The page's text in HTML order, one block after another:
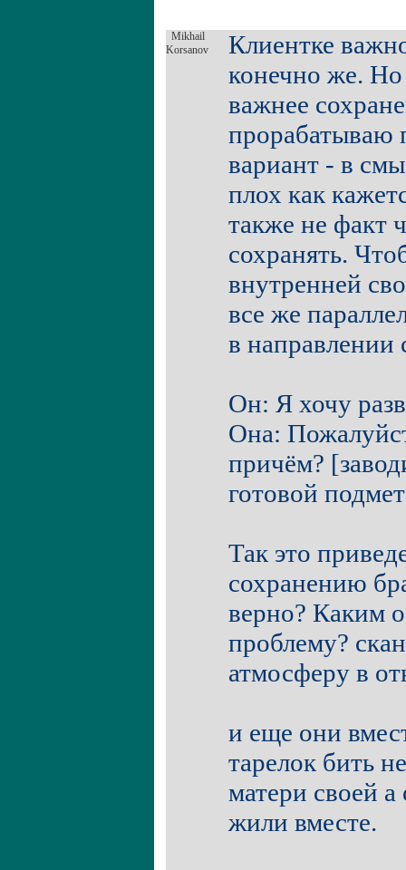
Mikhail
Korsanov
Клиентке
конечно же. Но
важнее
прорабатываю
вариант - в
плох как
также не факт
сохранять.
внутренней
все же
в направлении
Он: Я хочу
Она:
причём?
готовой
Так это
сохранению
верно? Каким
проблему?
атмосферу в
и еще они
тарелок бить
матери своей
жили вместе.